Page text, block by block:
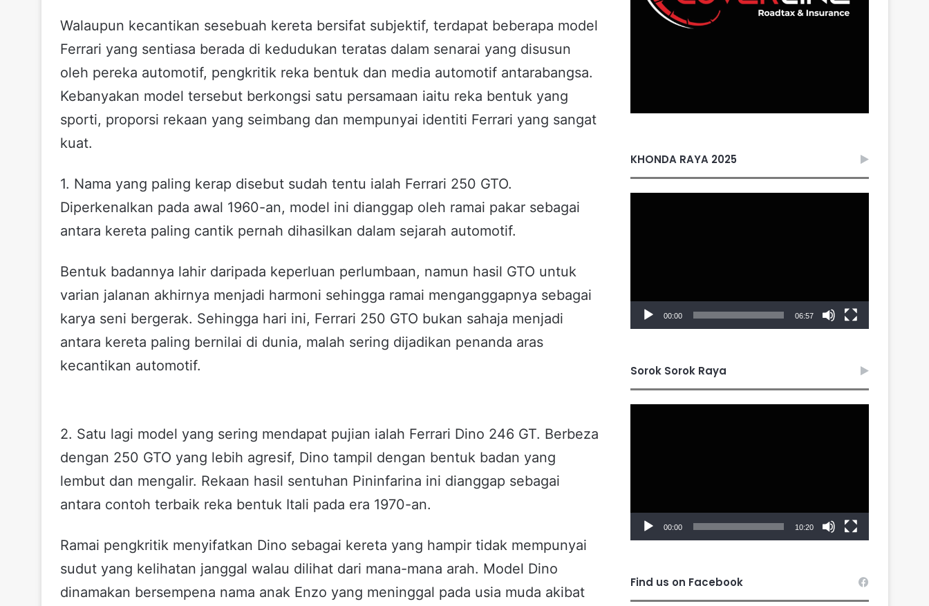
Walaupun kecantikan sesebuah kereta bersifat subjektif, terdapat beberapa model
Ferrari yang sentiasa berada di kedudukan teratas dalam senarai yang disusun
oleh pereka automotif, pengkritik reka bentuk dan media automotif antarabangsa.
Kebanyakan model tersebut berkongsi satu persamaan iaitu reka bentuk yang
sporti, proporsi rekaan yang seimbang dan mempunyai identiti Ferrari yang sangat
kuat.
1. Nama yang paling kerap disebut sudah tentu ialah Ferrari 250 GTO.
Diperkenalkan pada awal 1960-an, model ini dianggap oleh ramai pakar sebagai
antara kereta paling cantik pernah dihasilkan dalam sejarah automotif.
Bentuk badannya lahir daripada keperluan perlumbaan, namun hasil GTO untuk
varian jalanan akhirnya menjadi harmoni sehingga ramai menganggapnya sebagai
karya seni bergerak. Sehingga hari ini, Ferrari 250 GTO bukan sahaja menjadi
antara kereta paling bernilai di dunia, malah sering dijadikan penanda aras
kecantikan automotif.
2. Satu lagi model yang sering mendapat pujian ialah Ferrari Dino 246 GT. Berbeza
dengan 250 GTO yang lebih agresif, Dino tampil dengan bentuk badan yang
lembut dan mengalir. Rekaan hasil sentuhan Pininfarina ini dianggap sebagai
antara contoh terbaik reka bentuk Itali pada era 1970-an.
Ramai pengkritik menyifatkan Dino sebagai kereta yang hampir tidak mempunyai
sudut yang kelihatan janggal walau dilihat dari mana-mana arah. Model Dino
dinamakan bersempena nama anak Enzo yang meninggal pada usia muda akibat
KHONDA RAYA 2025
00:00 06:57
Sorok Sorok Raya
00:00 10:20
Find us on Facebook